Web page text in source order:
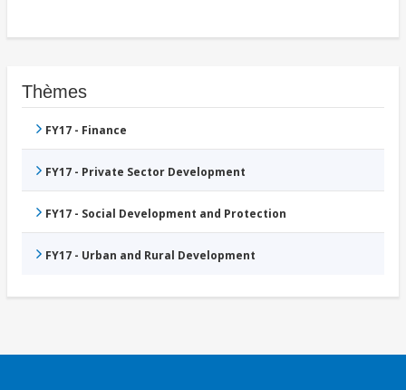
Thèmes
FY17 - Finance
FY17 - Private Sector Development
FY17 - Social Development and Protection
FY17 - Urban and Rural Development